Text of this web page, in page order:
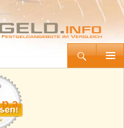
Tagesgeld.info – Tagesgeldkonten vergleichen und Tagesgeld-Zinsen berechnen